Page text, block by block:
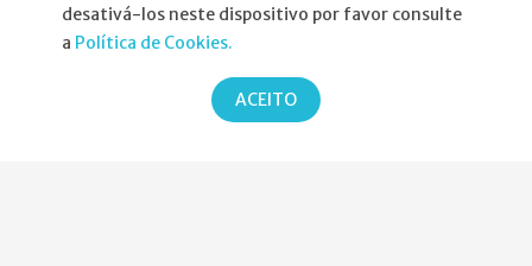
desativá-los neste dispositivo por favor consulte
a Política de Cookies.
ACEITO
Atribuição da Bolsa SPND
Política de Privacidade